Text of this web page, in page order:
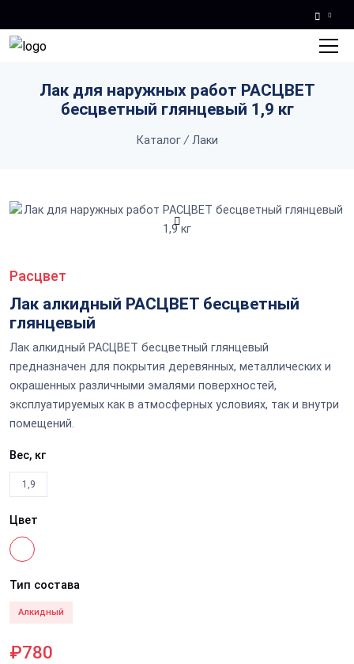
Лак для наружных работ РАСЦВЕТ
бесцветный глянцевый 1,9 кг
Каталог / Лаки
Расцвет
Лак алкидный РАСЦВЕТ бесцветный
глянцевый
Лак алкидный РАСЦВЕТ бесцветный глянцевый
предназначен для покрытия деревянных, металлических и
окрашенных различными эмалями поверхностей,
эксплуатируемых как в атмосферных условиях, так и внутри
помещений.
Вес, кг
1,9
Цвет
Тип состава
Алкидный
₽780